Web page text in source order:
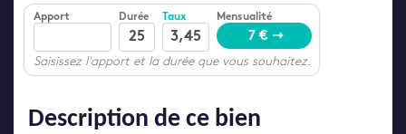
Description de ce bien